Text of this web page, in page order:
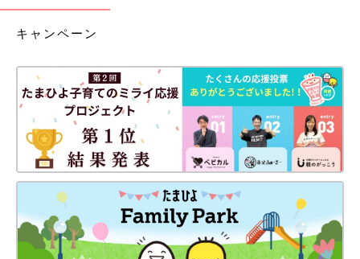
キャンペーン